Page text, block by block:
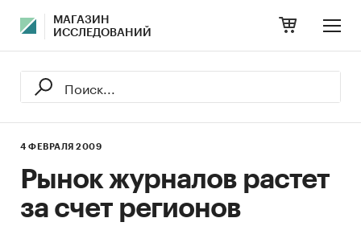
МАГАЗИН
ИССЛЕДОВАНИЙ
4 ФЕВРАЛЯ 2009
Рынок журналов растет
за счет регионов